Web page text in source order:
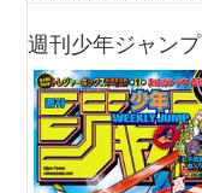
週刊少年ジャン